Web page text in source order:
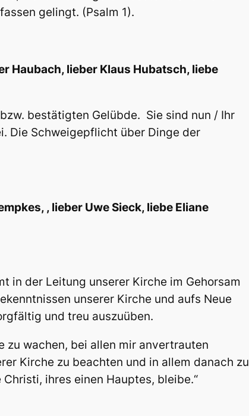
gelingt. (Psalm 1).
Haubach, lieber Klaus Hubatsch, liebe
bestätigten Gelübde. Sie sind nun / Ihr
Die Schweigepflicht über Dinge der
, lieber Uwe Sieck, liebe Eliane
in der Leitung unserer Kirche im Gehorsam
unserer Kirche und aufs Neue
und treu auszuüben.
zu wachen, bei allen mir anvertrauten
Kirche zu beachten und in allem danach zu
ihres einen Hauptes, bleibe.“